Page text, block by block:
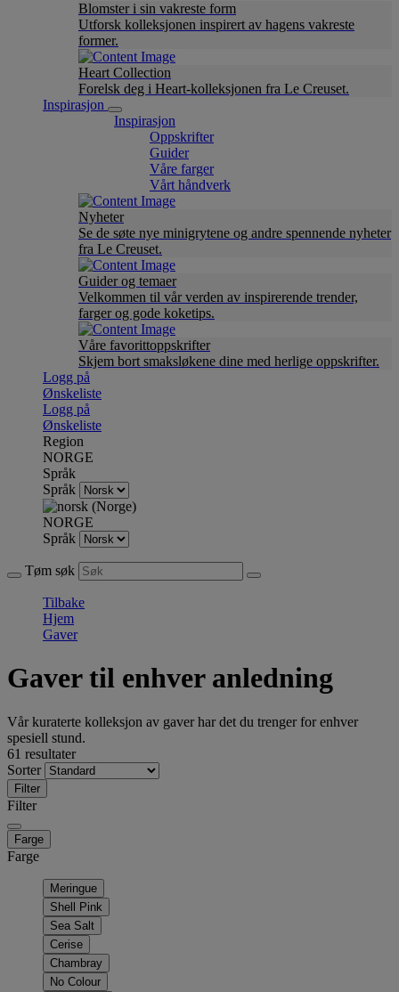
Blomster i sin vakreste form
Utforsk kolleksjonen inspirert av hagens vakreste
former.
Heart Collection
Forelsk deg i Heart-kolleksjonen fra Le Creuset.
Inspirasjon
Inspirasjon
Oppskrifter
Guider
Våre farger
Vårt håndverk
Nyheter
Se de søte nye minigrytene og andre spennende nyheter
fra Le Creuset.
Guider og temaer
Velkommen til vår verden av inspirerende trender,
farger og gode koketips.
Våre favorittoppskrifter
Skjem bort smaksløkene dine med herlige oppskrifter.
Logg på
Ønskeliste
Logg på
Ønskeliste
Region
NORGE
Språk
Språk
NORGE
Språk
Tøm søk
Tilbake
Hjem
Gaver
Gaver til enhver anledning
Vår kuraterte kolleksjon av gaver har det du trenger for enhver
spesiell stund.
61 resultater
Sorter
Filter
Filter
Farge
Farge
Meringue
Shell Pink
Sea Salt
Cerise
Chambray
No Colour